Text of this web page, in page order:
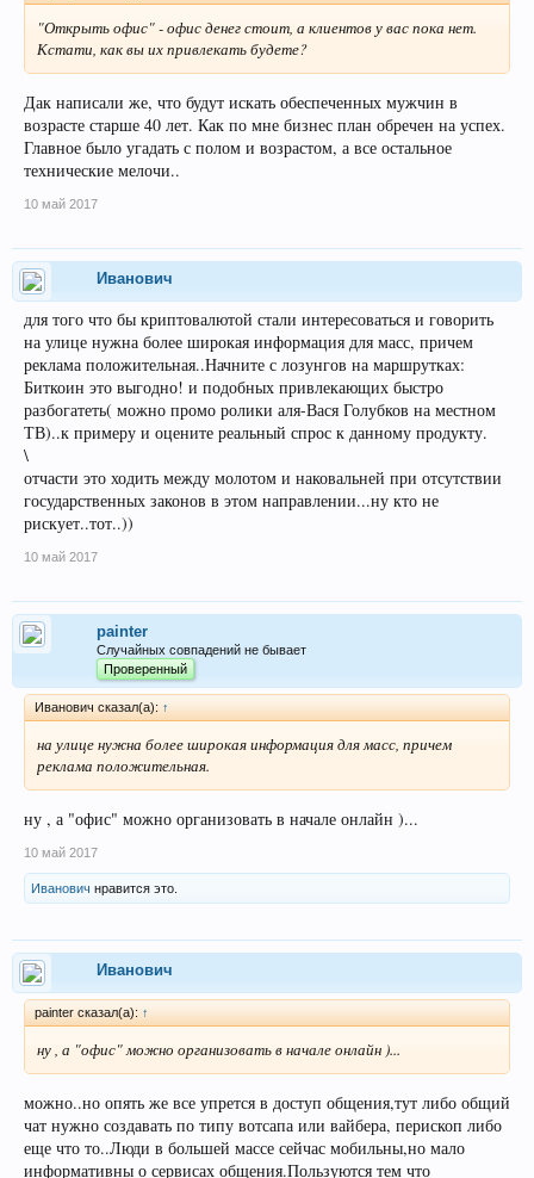
"Открыть офис" - офис денег стоит, а клиентов у вас пока нет.
Кстати, как вы их привлекать будете?
Дак написали же, что будут искать обеспеченных мужчин в
возрасте старше 40 лет. Как по мне бизнес план обречен на успех.
Главное было угадать с полом и возрастом, а все остальное
технические мелочи..
10 май 2017
Иванович
для того что бы криптовалютой стали интересоваться и говорить
на улице нужна более широкая информация для масс, причем
реклама положительная..Начните с лозунгов на маршрутках:
Биткоин это выгодно! и подобных привлекающих быстро
разбогатеть( можно промо ролики аля-Вася Голубков на местном
ТВ)..к примеру и оцените реальный спрос к данному продукту.
\
отчасти это ходить между молотом и наковальней при отсутствии
государственных законов в этом направлении...ну кто не
рискует..тот..))
10 май 2017
painter
Случайных совпадений не бывает
Проверенный
Иванович сказал(а): ↑
на улице нужна более широкая информация для масс, причем
реклама положительная.
ну , а "офис" можно организовать в начале онлайн )...
10 май 2017
Иванович нравится это.
Иванович
painter сказал(а): ↑
ну , а "офис" можно организовать в начале онлайн )...
можно..но опять же все упрется в доступ общения,тут либо общий
чат нужно создавать по типу вотсапа или вайбера, перископ либо
еще что то..Люди в большей массе сейчас мобильны,но мало
информативны о сервисах общения.Пользуются тем что